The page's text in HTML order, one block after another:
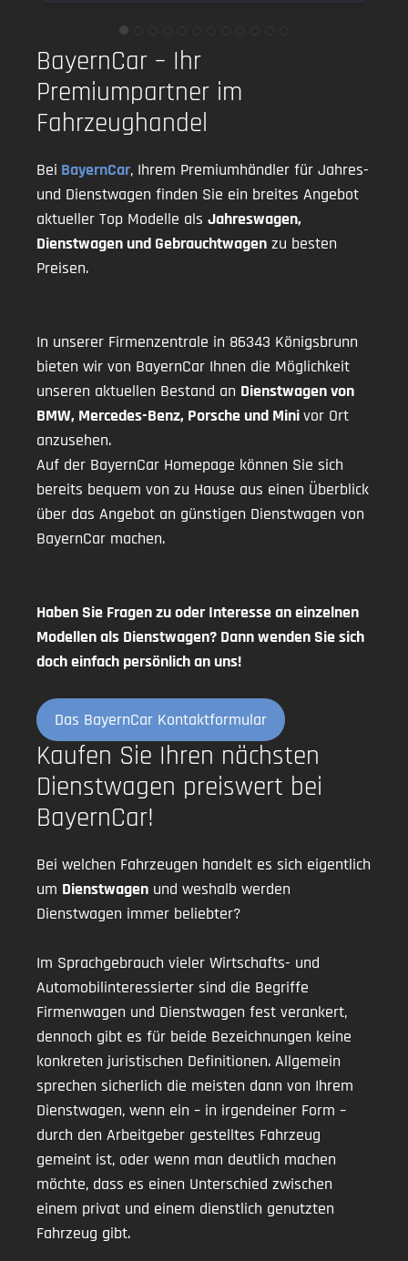
BayernCar – Ihr
Premiumpartner im
Fahrzeughandel
Bei BayernCar, Ihrem Premiumhändler für Jahres-
und Dienstwagen finden Sie ein breites Angebot
aktueller Top Modelle als Jahreswagen,
Dienstwagen und Gebrauchtwagen zu besten
Preisen.
In unserer Firmenzentrale in 86343 Königsbrunn
bieten wir von BayernCar Ihnen die Möglichkeit
unseren aktuellen Bestand an Dienstwagen von
BMW, Mercedes-Benz, Porsche und Minivor Ort
anzusehen.
Auf der BayernCar Homepage können Sie sich
bereits bequem von zu Hause aus einen Überblick
über das Angebot an günstigen Dienstwagen von
BayernCar machen.
Haben Sie Fragen zu oder Interesse an einzelnen
Modellen als Dienstwagen? Dann wenden Sie sich
doch einfach persönlich an uns!
Das BayernCar Kontaktformular
Kaufen Sie Ihren nächsten
Dienstwagen preiswert bei
BayernCar!
Bei welchen Fahrzeugen handelt es sich eigentlich
um Dienstwagen und weshalb werden
Dienstwagen immer beliebter?
Im Sprachgebrauch vieler Wirtschafts- und
Automobilinteressierter sind die Begriffe
Firmenwagen und Dienstwagen fest verankert,
dennoch gibt es für beide Bezeichnungen keine
konkreten juristischen Definitionen. Allgemein
sprechen sicherlich die meisten dann von Ihrem
Dienstwagen, wenn ein – in irgendeiner Form –
durch den Arbeitgeber gestelltes Fahrzeug
gemeint ist, oder wenn man deutlich machen
möchte, dass es einen Unterschied zwischen
einem privat und einem dienstlich genutzten
Fahrzeug gibt.